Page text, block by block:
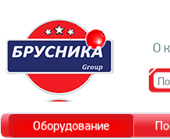
О
Оборудование